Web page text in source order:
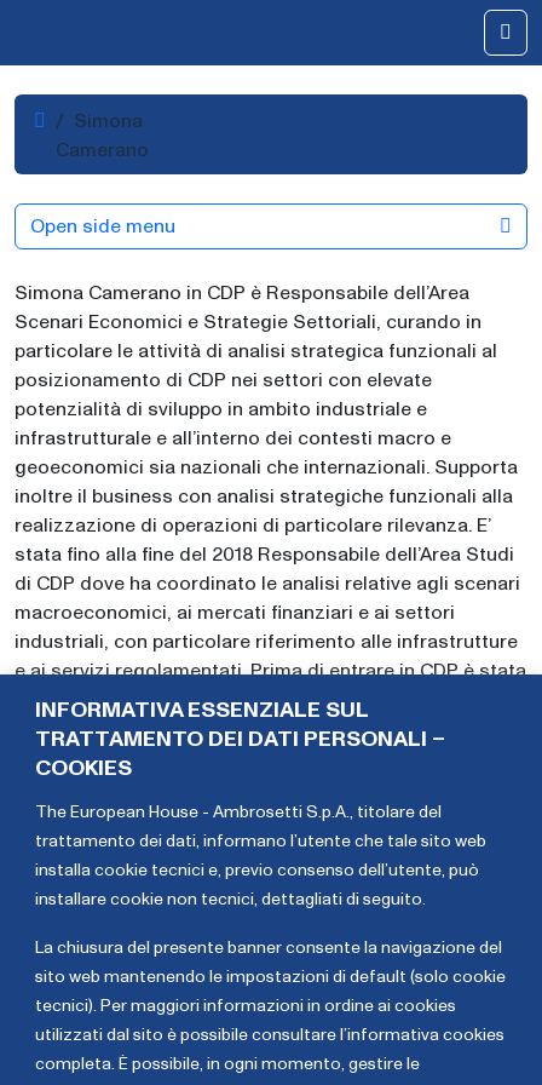
INFORMATIVA ESSENZIALE SUL
TRATTAMENTO DEI DATI PERSONALI –
COOKIES
The European House - Ambrosetti S.p.A., titolare del
trattamento dei dati, informano l’utente che tale sito web
installa cookie tecnici e, previo consenso dell’utente, può
installare cookie non tecnici, dettagliati di seguito
La chiusura del presente banner consente la navigazione del
sito web mantenendo le impostazioni di default (solo cookie
tecnici). Per maggiori informazioni in ordine ai cookies
utilizzati dal sito è possibile consultare l’informativa cookies
completa. È possibile, in ogni momento, gestire le
HomeSimona
Camerano
Simona Camerano in CDP è Responsabile dell’Area
Scenari Economici e Strategie Settoriali, curando in
particolare le attività di analisi strategica funzionali al
posizionamento di CDP nei settori con elevate
potenzialità di sviluppo in ambito industriale e
infrastrutturale e all’interno dei contesti macro e
geoeconomici sia nazionali che internazionali. Supporta
inoltre il business con analisi strategiche funzionali alla
realizzazione di operazioni di particolare rilevanza. E’
stata fino alla fine del 2018 Responsabile dell’Area Studi
di CDP dove ha coordinato le analisi relative agli scenari
macroeconomici, ai mercati finanziari e ai settori
industriali, con particolare riferimento alle infrastrutture
e ai servizi regolamentati. Prima di entrare in CDP è stata
Rsponsabile dell’Unità Regulated Sectors and
Infrastructures di UniCredit (Divisione Corporate &
Investment Banking) dove ha coordinato le attività di
pubblico e alle infrastrutture. Precedentemente è stata
Responsabile del Servizio Studi di Mediocredito
Centrale (Gruppo Capitalia) curando anche le iniziative di
ricerca relative all’Osservatorio sulle PMI e il
incentivo alle imprese.
Federica
Brignone
Alessandro
Cecchi
Open side menu